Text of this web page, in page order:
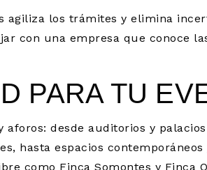
agiliza los trámites y elimina
con una empresa que conoce
PARA TU
desde auditorios y
hasta espacios
como Finca Somontes y Finca